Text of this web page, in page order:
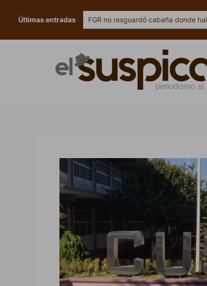
Últimas entradas FGR no resguardó cabaña donde